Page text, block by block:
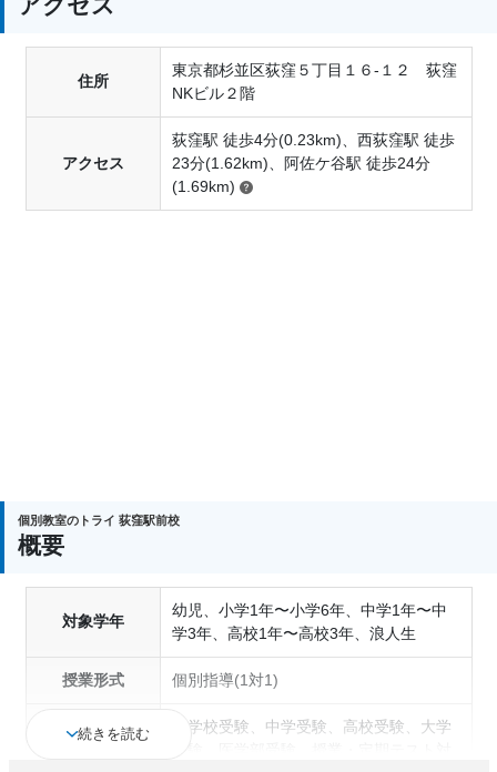
住所
東京都杉並区荻窪５丁目１６-１２ 荻窪
NKビル２階
アクセス
荻窪駅 徒歩4分(0.23km)、西荻窪駅 徒歩
23分(1.62km)、阿佐ケ谷駅 徒歩24分
(1.69km)
個別教室のトライ 荻窪駅前校
概要
対象学年
幼児、小学1年〜小学6年、中学1年〜中
学3年、高校1年〜高校3年、浪人生
授業形式 個別指導(1対1)
小学校受験、中学受験、高校受験、大学
続きを読む